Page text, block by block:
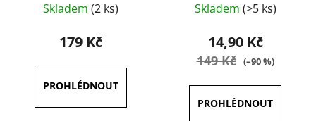
hodnocení
produktu
4,5
z
5
Skladem (2 ks)
179 Kč
hodnocení
produktu
je
5
Skladem (>5 ks)
14,90 Kč
149 Kč (–90 %)